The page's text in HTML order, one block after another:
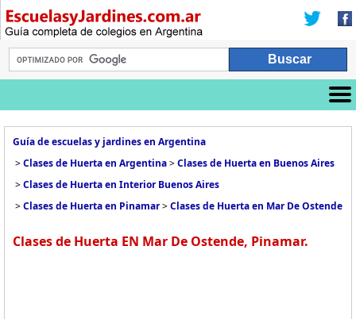
Guía de escuelas y jardines en Argentina
>Clases de Huerta en Argentina>Clases de Huerta en Buenos Aires
>Clases de Huerta en Interior Buenos Aires
>Clases de Huerta en Pinamar>Clases de Huerta en Mar De Ostende
Clases de Huerta EN Mar De Ostende, Pinamar.